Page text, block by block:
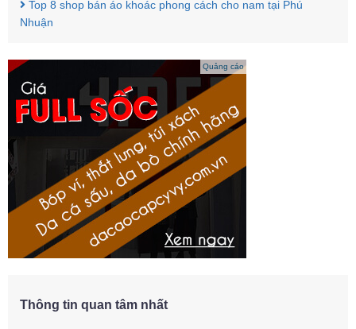
Top 8 shop bán áo khoác phong cách cho nam tại Phú
Nhuận
Quảng cáo
Thông tin quan tâm nhất